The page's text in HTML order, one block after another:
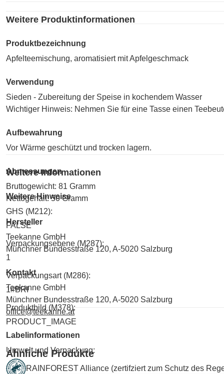
Weitere Produktinformationen
Produktbezeichnung
Apfelteemischung, aromatisiert mit Apfelgeschmack
Verwendung
Sieden - Zubereitung der Speise in kochendem Wasser
Wichtiger Hinweis: Nehmen Sie für eine Tasse einen
Aufbewahrung
Vor Wärme geschützt und trocken lagern.
Abmessungen
Bruttogewicht: 81 Gramm
Nettogehalt: 50 Gramm
Hersteller
Teekanne GmbH
Münchner Bundesstraße 120, A-5020 Salzburg
Kontakt
Teekanne GmbH
Münchner Bundesstraße 120, A-5020 Salzburg
office@teekanne.at
Labelinformationen
Umwelt und Verpackung:
RAINFOREST Alliance (zertifziert zum Schutz des
Weitere Informationen
Weitere Hinweise
GHS (M212):
FALSE
Verpackungsebene (M287):
1
Verpackungsart (M286):
1#BRI
Produktbild (M378):
PRODUCT_IMAGE
Ähnliche Produkte